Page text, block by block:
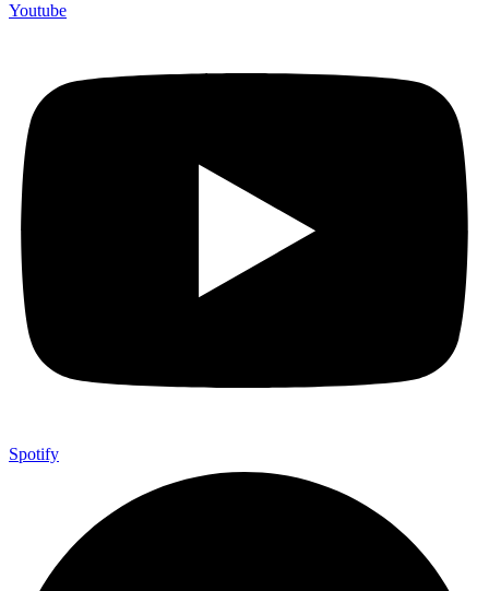
Youtube
Spotify